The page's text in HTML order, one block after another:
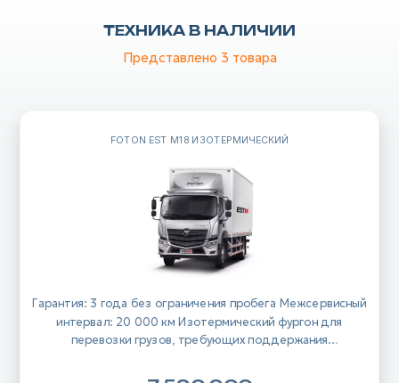
ТЕХНИКА В НАЛИЧИИ
Представлено 3 товара
FOTON EST M18 ИЗОТЕРМИЧЕСКИЙ
Гарантия: 3 года без ограничения пробега Межсервисный
интервал: 20 000 км Изотермический фургон для
перевозки грузов, требующих поддержания